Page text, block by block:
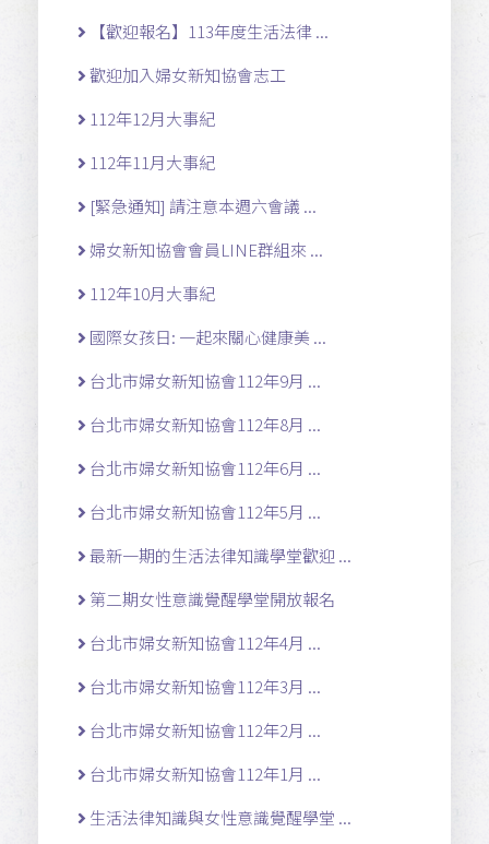
【歡迎報名】113年度生活法律 ...
歡迎加入婦女新知協會志工
112年12月大事紀
112年11月大事紀
[緊急通知] 請注意本週六會議 ...
婦女新知協會會員LINE群組來 ...
112年10月大事紀
國際女孩日: 一起來關心健康美 ...
台北市婦女新知協會112年9月 ...
台北市婦女新知協會112年8月 ...
台北市婦女新知協會112年6月 ...
台北市婦女新知協會112年5月 ...
最新一期的生活法律知識學堂歡迎 ...
第二期女性意識覺醒學堂開放報名
台北市婦女新知協會112年4月 ...
台北市婦女新知協會112年3月 ...
台北市婦女新知協會112年2月 ...
台北市婦女新知協會112年1月 ...
生活法律知識與女性意識覺醒學堂 ...